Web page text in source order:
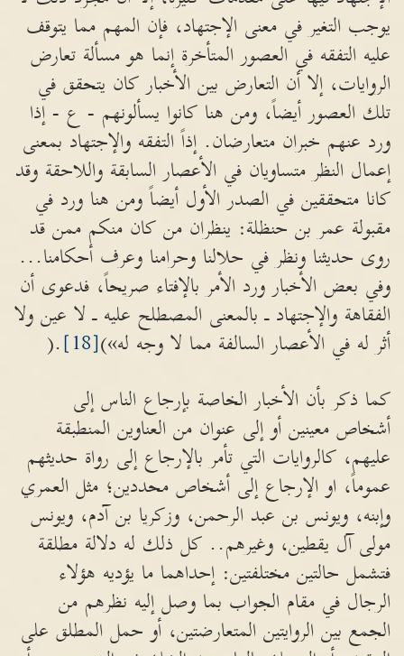
يوجب التغير في معنى الإجتهاد، فإن المهم مما يتوقف
عليه التفقه في العصور المتأخرة إنما هو مسألة تعارض
الروايات، إلا أن التعارض بين الأخبار كان يتحقق في
تلك العصور أيضاً، ومن هنا كانوا يسألونهم - ع - إذا
ورد عنهم خبران متعارضان. إذاً التفقه والإجتهاد بمعنى
إعمال النظر متساويان في الأعصار السابقة واللاحقة وقد
كانا متحققين في الصدر الأول أيضاً ومن هنا ورد في
مقبولة عمر بن حنظلة: ينظران من كان منكم ممن قد
روى حديثنا ونظر في حلالنا وحرامنا وعرف أحكامنا...
وفي بعض الأخبار ورد الأمر بالإفتاء صريحاً، فدعوى أن
الفقاهة والإجتهاد ـ بالمعنى المصطلح عليه ـ لا عين ولا
أثر له في الأعصار السالفة مما لا وجه له»)[18]
.(
كما ذكر بأن الأخبار الخاصة بإرجاع الناس إلى
أشخاص معينين أو إلى عنوان من العناوين المنطبقة
عليهم، كالروايات التي تأمر بالإرجاع إلى رواة حديثهم
عموماً، او الإرجاع إلى أشخاص محددين؛ مثل العمري
وإبنه، ويونس بن عبد الرحمن، وزكريا بن آدم، ويونس
مولى آل يقطين، وغيرهم.. كل ذلك له دلالة مطلقة
فتشمل حالتين مختلفتين: إحداهما ما يؤديه هؤلاء
الرجال في مقام الجواب بما وصل إليه نظرهم من
الجمع بين الروايتين المتعارضتين، أو حمل المطلق على